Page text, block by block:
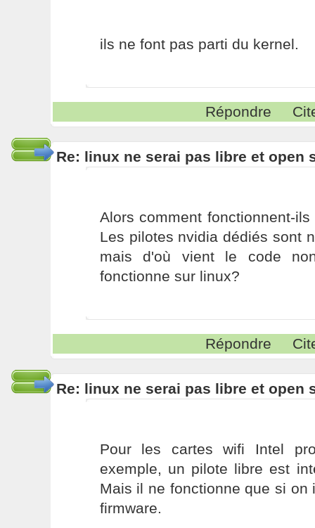
ils ne font pas parti du kernel.
Répondre
Re: linux ne serai pas libre et open
Alors comment fonctionnent-
Les pilotes nvidia dédiés sont
mais d'où vient le code
fonctionne sur linux?
Répondre
Re: linux ne serai pas libre et open
Pour les cartes wifi Intel
exemple, un pilote libre est
Mais il ne fonctionne que si on
firmware.